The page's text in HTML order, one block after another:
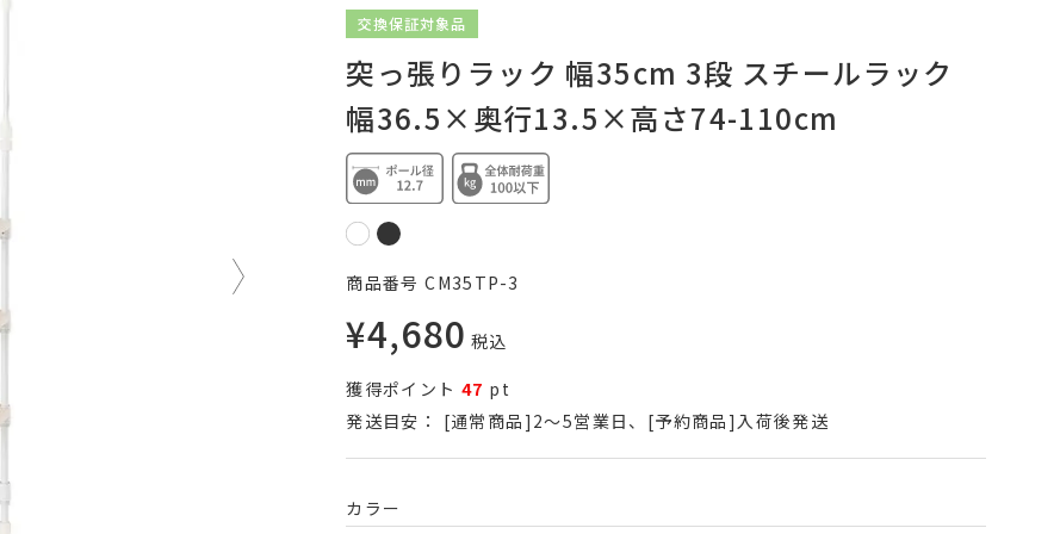
交換保証対象品
突っ張りラック 幅35cm 3段 スチールラック
幅36.5×奥行13.5×高さ74-110cm
商品番号 CM35TP-3
¥4,680 税込
獲得ポイント 47 pt
発送目安：
[通常商品]2～5営業日、[予約商品]入荷後発送
カラー